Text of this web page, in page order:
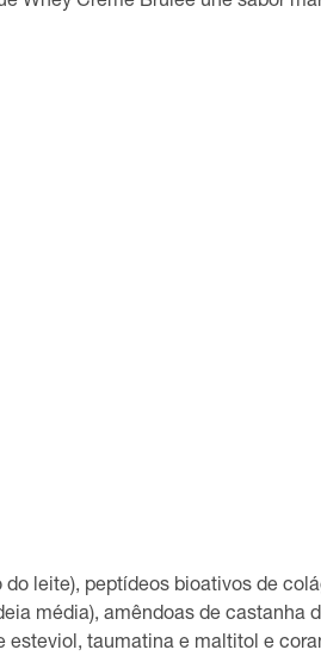
leite), peptídeos bioativos de
média), amêndoas de castanha
taumatina e maltitol e